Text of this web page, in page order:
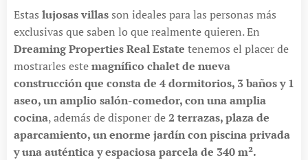
Estas lujosas villas son ideales para las personas más
exclusivas que saben lo que realmente quieren. En
Dreaming Properties Real Estate tenemos el placer de
mostrarles estemagnífico chalet de nueva
construcción que consta de 4 dormitorios, 3 baños y 1
aseo, un amplio salón-comedor, con una amplia
cocina, además de disponer de2 terrazas, plaza de
aparcamiento, un enorme jardín con piscina privada
y una auténtica y espaciosa parcela de 340 m².